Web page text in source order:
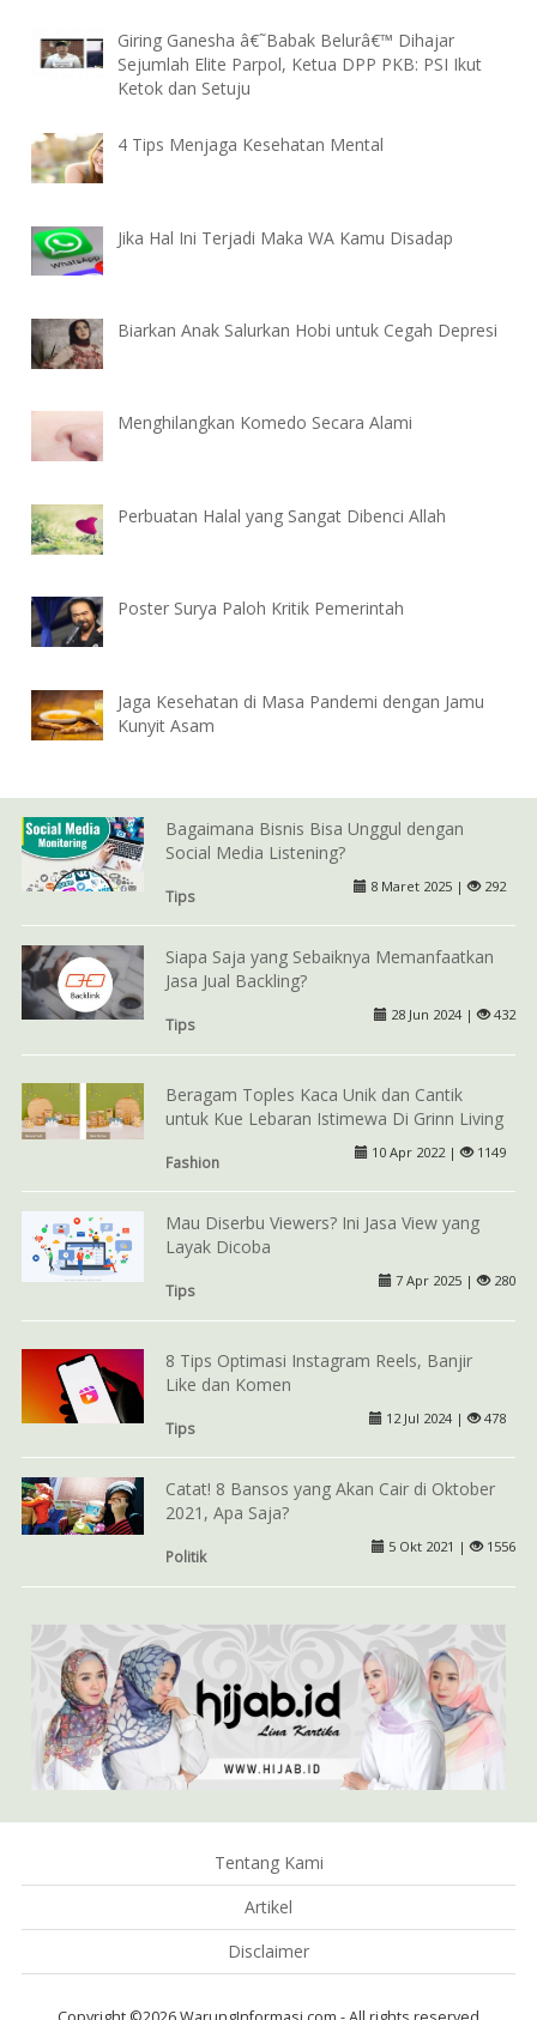
Giring Ganesha â€˜Babak Belurâ€™ Dihajar
Sejumlah Elite Parpol, Ketua DPP PKB: PSI Ikut
Ketok dan Setuju
4 Tips Menjaga Kesehatan Mental
Jika Hal Ini Terjadi Maka WA Kamu Disadap
Biarkan Anak Salurkan Hobi untuk Cegah Depresi
Menghilangkan Komedo Secara Alami
Perbuatan Halal yang Sangat Dibenci Allah
Poster Surya Paloh Kritik Pemerintah
Jaga Kesehatan di Masa Pandemi dengan Jamu
Kunyit Asam
Bagaimana Bisnis Bisa Unggul dengan
Social Media Listening?
Tips
8 Maret 2025 | 292
Siapa Saja yang Sebaiknya Memanfaatkan
Jasa Jual Backling?
Tips
28 Jun 2024 | 432
Beragam Toples Kaca Unik dan Cantik
untuk Kue Lebaran Istimewa Di Grinn Living
Fashion
10 Apr 2022 | 1149
Mau Diserbu Viewers? Ini Jasa View yang
Layak Dicoba
Tips
7 Apr 2025 | 280
8 Tips Optimasi Instagram Reels, Banjir
Like dan Komen
Tips
12 Jul 2024 | 478
Catat! 8 Bansos yang Akan Cair di Oktober
2021, Apa Saja?
Politik
5 Okt 2021 | 1556
Tentang Kami
Artikel
Disclaimer